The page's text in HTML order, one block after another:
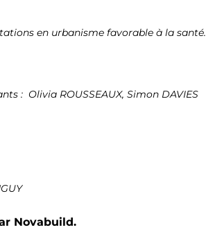
en urbanisme favorable à la santé.
: Olivia ROUSSEAUX, Simon DAVIES
Novabuild.